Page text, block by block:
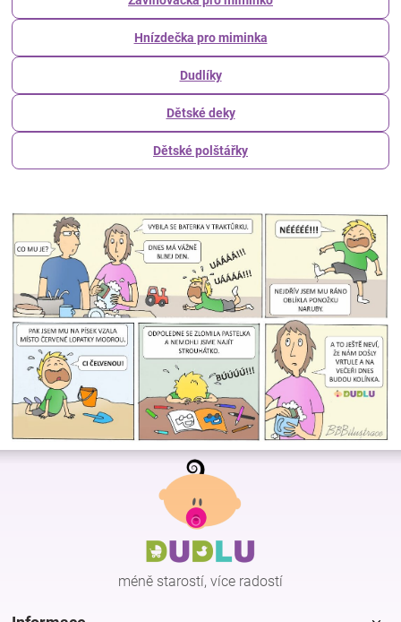
Hnízdečka pro miminka
Dudlíky
Dětské deky
Dětské polštářky
Z
méně starostí, více radostí